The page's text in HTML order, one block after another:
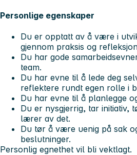
Personlige egenskaper
Du er opptatt av å være i
gjennom praksis og
Du har gode
team.
Du har evne til å lede deg
reflektere rundt egen rolle i
Du har evne til å planlegge
Du er nysgjerrig, tar initiativ,
lærer av det.
Du tør å være uenig på sak
beslutninger.
Personlig egnethet vil bli vektlagt.